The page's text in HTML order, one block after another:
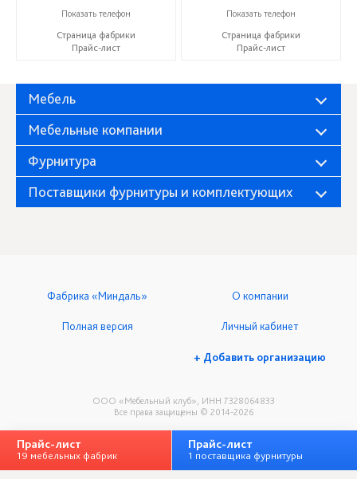
+7 (927) 630-62-82
Показать телефон
Страница фабрики
Прайс-лист
+7 (927) 630-62-82
Показать телефон
Страница фабрики
Прайс-лист
Мебель
Мебельные компании
Фурнитура
Поставщики фурнитуры и комплектующих
ООО «Мебельный клуб», ИНН 7328064833
Все права защищены © 2014-2026
Фабрика «Миндаль» О компании
Полная версия Личный кабинет
+ Добавить организацию
Прайс-лист
19 мебельных фабрик
Прайс-лист
1 поставщика фурнитуры